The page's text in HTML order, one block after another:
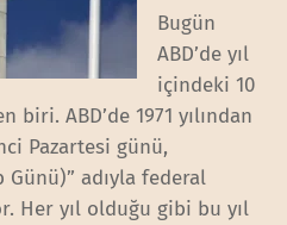
Bugün
ABD’de yıl
içindeki 10
ABD’de 1971 yılından
Pazartesi günü,
adıyla federal
Her yıl olduğu gibi bu yıl